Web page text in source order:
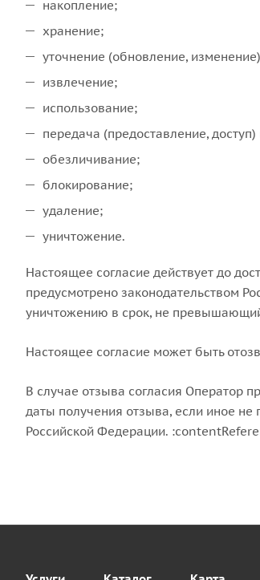
накопление;
хранение;
уточнение (обновление,
извлечение;
использование;
передача (предоставление,
обезличивание;
блокирование;
удаление;
уничтожение.
Настоящее согласие действует до
предусмотрено законодательством
уничтожению в срок, не
Настоящее согласие может быть
В случае отзыва согласия Оператор
даты получения отзыва, если иное
Российской Федерации.